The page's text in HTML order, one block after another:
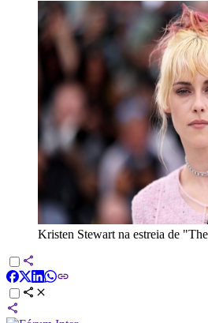
Kristen Stewart na estreia de